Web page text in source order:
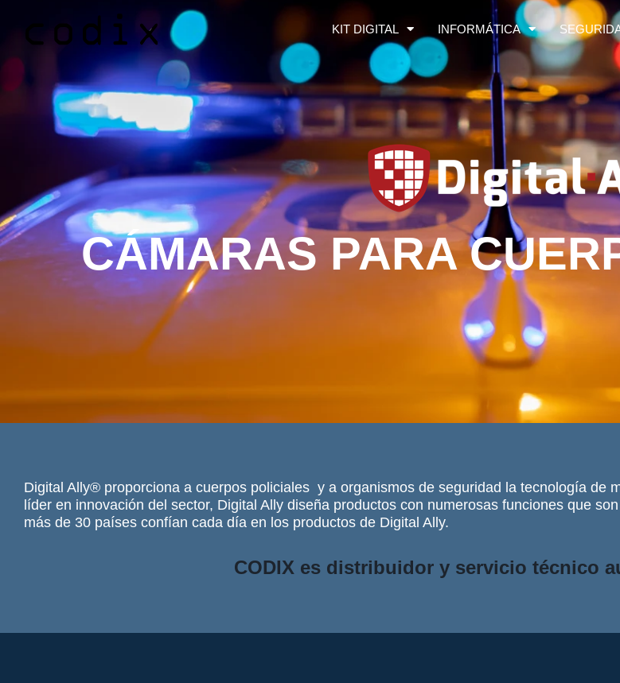
KIT DIGITAL INFORMÁTICA
CÁMARAS PARA
Digital Ally® proporciona a cuerpos policiales y a organismos de seguridad la tecnología de
líder en innovación del sector, Digital Ally diseña productos con numerosas funciones que
más de 30 países confían cada día en los productos de Digital Ally.
CODIX es distribuidor y servicio técnico